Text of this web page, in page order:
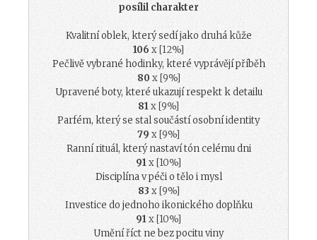
posílil charakter
Kvalitní oblek, který sedí jako druhá kůže
106 x [12%]
Pečlivě vybrané hodinky, které vyprávějí příběh
80 x [9%]
Upravené boty, které ukazují respekt k detailu
81x [9%]
Parfém, který se stal součástí osobní identity
79 x [9%]
Ranní rituál, který nastaví tón celému dni
91x [10%]
Disciplína v péči o tělo i mysl
83 x [9%]
Investice do jednoho ikonického doplňku
91x [10%]
Umění říct ne bez pocitu viny